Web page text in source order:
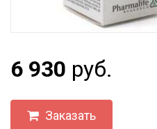
6 930 руб.
Заказать